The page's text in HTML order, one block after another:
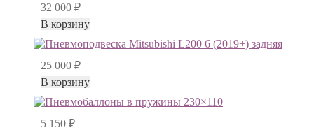
32 000 ₽
В корзину
25 000 ₽
В корзину
5 150 ₽